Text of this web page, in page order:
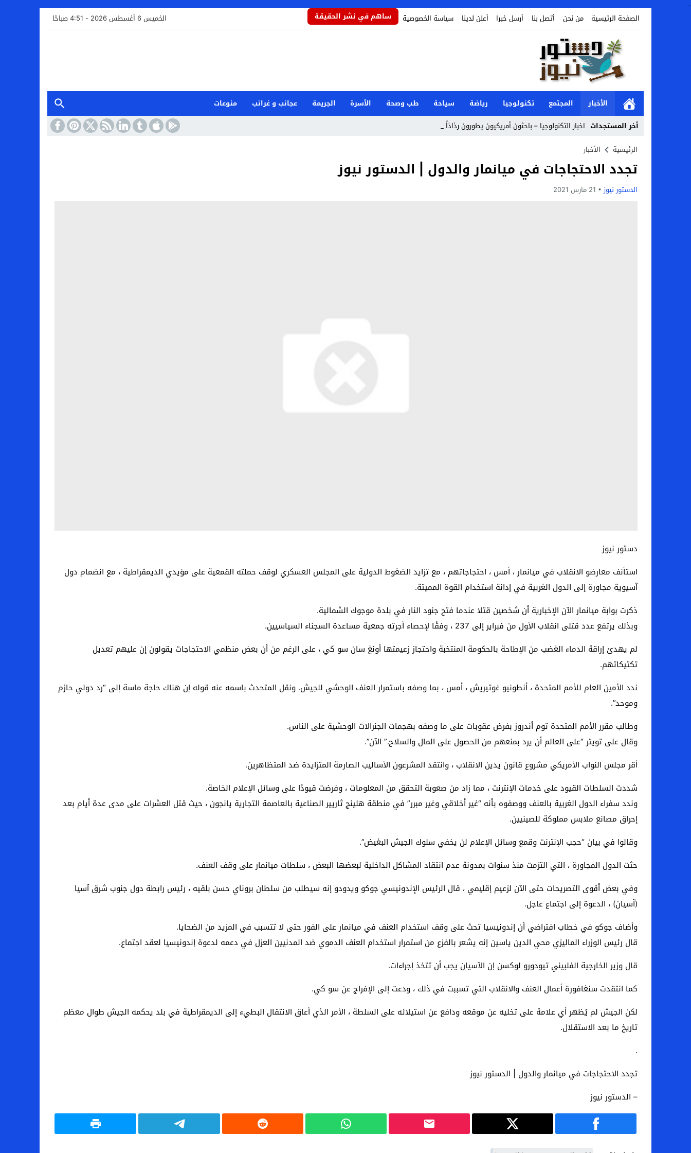
.
الصفحة الرئيسية
من نحن أتصل بنا أرسل خبرا أعلن لدينا سياسة الخصوصية ساهم في نشر الحقيقة الخميس 6 أغسطس 2026 - 4:51 صباحًا
الأخبار المجتمع تكنولوجيا رياضة سياحة طب وصحة الأسرة الجريمة عجائب و غرائب
منوعات
أخر المستجدات اخبار التكنولوجيا – باحثون أمريكيون يطورون رذاذاً يحمي ا_
Stop
Previous
Next
الرئيسية الأخبار
تجدد الاحتجاجات في ميانمار والدول | الدستور نيوز
الدستور نيوز 21 مارس 2021
دستور نيوز
استأنف معارضو الانقلاب في ميانمار ، أمس ، احتجاجاتهم ، مع تزايد الضغوط الدولية على المجلس العسكري لوقف حملته القمعية على مؤيدي الديمقراطية ، مع انضمام دول
آسيوية مجاورة إلى الدول الغربية في إدانة استخدام القوة المميتة.
ذكرت بوابة ميانمار الآن الإخبارية أن شخصين قتلا عندما فتح جنود النار في بلدة موجوك الشمالية.
وبذلك يرتفع عدد قتلى انقلاب الأول من فبراير إلى 237 ، وفقًا لإحصاء أجرته جمعية مساعدة السجناء السياسيين.
لم يهدئ إراقة الدماء الغضب من الإطاحة بالحكومة المنتخبة واحتجاز زعيمتها أونغ سان سو كي ، على الرغم من أن بعض منظمي الاحتجاجات يقولون إن عليهم تعديل
تكتيكاتهم.
ندد الأمين العام للأمم المتحدة ، أنطونيو غوتيريش ، أمس ، بما وصفه باستمرار العنف الوحشي للجيش. ونقل المتحدث باسمه عنه قوله إن هناك حاجة ماسة إلى “رد دولي حازم
وموحد”.
وطالب مقرر الأمم المتحدة توم أندروز بفرض عقوبات على ما وصفه بهجمات الجنرالات الوحشية على الناس.
وقال على تويتر “على العالم أن يرد بمنعهم من الحصول على المال والسلاح.” الآن”.
أقر مجلس النواب الأمريكي مشروع قانون يدين الانقلاب ، وانتقد المشرعون الأساليب الصارمة المتزايدة ضد المتظاهرين.
شددت السلطات القيود على خدمات الإنترنت ، مما زاد من صعوبة التحقق من المعلومات ، وفرضت قيودًا على وسائل الإعلام الخاصة.
وندد سفراء الدول الغربية بالعنف ووصفوه بأنه “غير أخلاقي وغير مبرر” في منطقة هلينج ثاريير الصناعية بالعاصمة التجارية يانجون ، حيث قتل العشرات على مدى عدة أيام بعد
إحراق مصانع ملابس مملوكة للصينيين.
وقالوا في بيان “حجب الإنترنت وقمع وسائل الإعلام لن يخفي سلوك الجيش البغيض”.
حثت الدول المجاورة ، التي التزمت منذ سنوات بمدونة عدم انتقاد المشاكل الداخلية لبعضها البعض ، سلطات ميانمار على وقف العنف.
وفي بعض أقوى التصريحات حتى الآن لزعيم إقليمي ، قال الرئيس الإندونيسي جوكو ويدودو إنه سيطلب من سلطان بروناي حسن بلقيه ، رئيس رابطة دول جنوب شرق آسيا
(آسيان) ، الدعوة إلى اجتماع عاجل.
وأضاف جوكو في خطاب افتراضي أن إندونيسيا تحث على وقف استخدام العنف في ميانمار على الفور حتى لا تتسبب في المزيد من الضحايا.
قال رئيس الوزراء الماليزي محي الدين ياسين إنه يشعر بالفزع من استمرار استخدام العنف الدموي ضد المدنيين العزل في دعمه لدعوة إندونيسيا لعقد اجتماع.
قال وزير الخارجية الفلبيني تيودورو لوكسن إن الآسيان يجب أن تتخذ إجراءات.
كما انتقدت سنغافورة أعمال العنف والانقلاب التي تسببت في ذلك ، ودعت إلى الإفراج عن سو كي.
لكن الجيش لم يُظهر أي علامة على تخليه عن موقعه ودافع عن استيلائه على السلطة ، الأمر الذي أعاق الانتقال البطيء إلى الديمقراطية في بلد يحكمه الجيش طوال معظم
تاريخ ما بعد الاستقلال.
.
تجدد الاحتجاجات في ميانمار والدول | الدستور نيوز
– الدستور نيوز